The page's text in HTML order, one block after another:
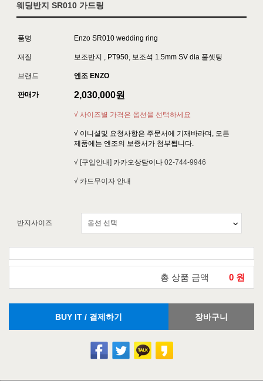
웨딩반지 SR010 가드링
품명 Enzo SR010 wedding ring
재질 보조반지 , PT950, 보조석 1.5mm SV dia 풀셋팅
브랜드 엔조 ENZO
판매가 2,030,000원
√ 사이즈별 가격은 옵션을 선택하세요
√ 이니셜및 요청사항은 주문서에 기재바라며, 모든
제품에는 엔조의 보증서가 첨부됩니다.
√ [구입안내] 카카오상담이나 02-744-9946
√ 카드무이자 안내
반지사이즈
총 상품 금액 0 원
BUY IT / 결제하기 장바구니